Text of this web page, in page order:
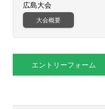
広島大会
大会概要
エントリーフォーム